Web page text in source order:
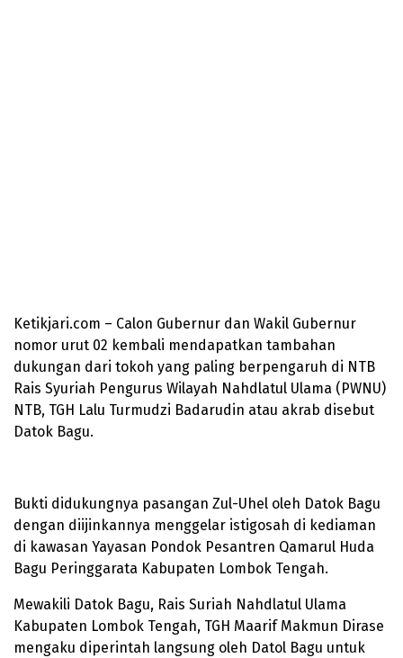
Ketikjari.com – Calon Gubernur dan Wakil Gubernur
nomor urut 02 kembali mendapatkan tambahan
dukungan dari tokoh yang paling berpengaruh di NTB
Rais Syuriah Pengurus Wilayah Nahdlatul Ulama (PWNU)
NTB, TGH Lalu Turmudzi Badarudin atau akrab disebut
Datok Bagu.
Bukti didukungnya pasangan Zul-Uhel oleh Datok Bagu
dengan diijinkannya menggelar istigosah di kediaman
di kawasan Yayasan Pondok Pesantren Qamarul Huda
Bagu Peringgarata Kabupaten Lombok Tengah.
Mewakili Datok Bagu, Rais Suriah Nahdlatul Ulama
Kabupaten Lombok Tengah, TGH Maarif Makmun Dirase
mengaku diperintah langsung oleh Datol Bagu untuk